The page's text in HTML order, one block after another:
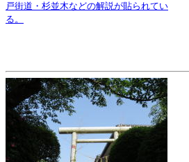
戸街道・杉並木などの解説が貼られてい
る。